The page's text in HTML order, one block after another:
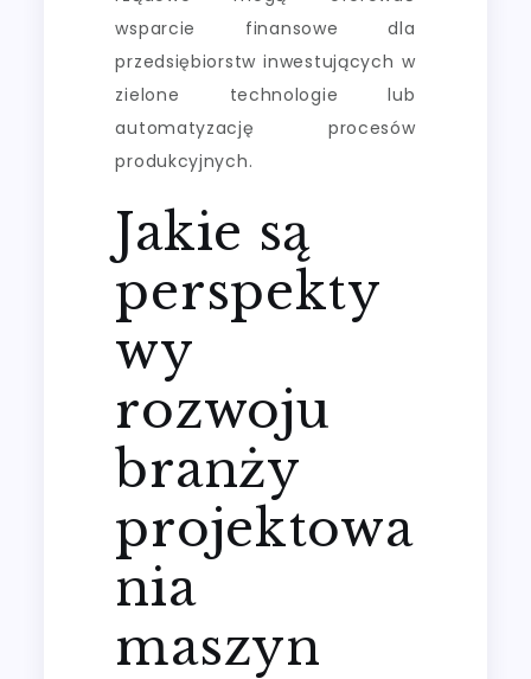
wsparcie finansowe dla
przedsiębiorstw inwestujących w
zielone technologie lub
automatyzację procesów
produkcyjnych.
Jakie są
perspekty
wy
rozwoju
branży
projektowa
nia
maszyn